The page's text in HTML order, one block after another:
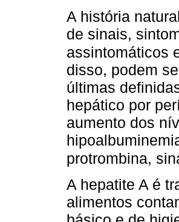
A história
de sinais,
assintomáticos
disso, podem
últimas
hepático por
aumento dos
protrombina,
A hepatite A é
alimentos